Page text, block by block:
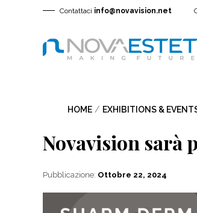
Contattaci info@novavision.net
HOME / EXHIBITIONS &
Novavision sarà
Pubblicazione: Ottobre 22, 2024